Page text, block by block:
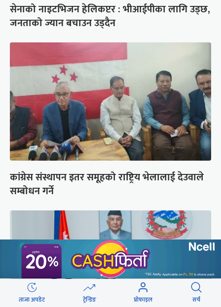
सेनाको नाइटभिजन हेलिकप्टर : भीआईपीका लागि उड्छ,
जनताको ज्यान बचाउन उड्दैन
कांग्रेस संस्थापन इतर समूहको राष्ट्रिय भेलालाई देउवाले
सम्बोधन गर्ने
ताजा अपडेट ट्रेन्डिङ प्रोफाइल सर्च